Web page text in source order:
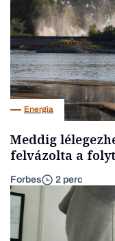
Energia
Meddig
felvázolta a
Forbes 2 perc